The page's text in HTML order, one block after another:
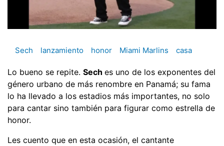
Sech lanzamiento honor Miami Marlins casa
Lo bueno se repite. Sech es uno de los exponentes del
género urbano de más renombre en Panamá; su fama
lo ha llevado a los estadios más importantes, no solo
para cantar sino también para figurar como estrella de
honor.
Les cuento que en esta ocasión, el cantante